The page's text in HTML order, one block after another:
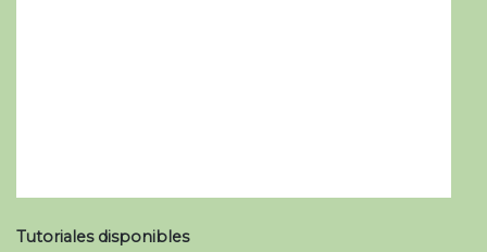
Tutoriales disponibles